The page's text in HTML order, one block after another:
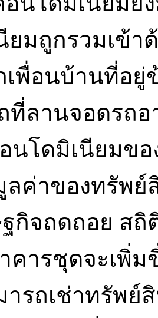
ยมถูกรวมเข้
เพื่อนบ้านที่อยู่
ที่ลานจอดรถ
นโดมิเนียมข
ค่าของทรัพย์
ฐกิจถดถอย ส
คารชุดจะเพิ่ม
รถเช่าทรัพย์